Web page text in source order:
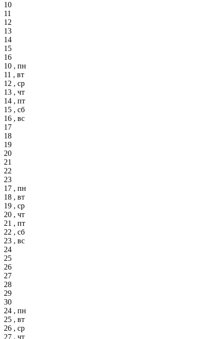
10
11
12
13
14
15
16
10 , пн
11 , вт
12 , ср
13 , чт
14 , пт
15 , сб
16 , вс
17
18
19
20
21
22
23
17 , пн
18 , вт
19 , ср
20 , чт
21 , пт
22 , сб
23 , вс
24
25
26
27
28
29
30
24 , пн
25 , вт
26 , ср
27 , чт